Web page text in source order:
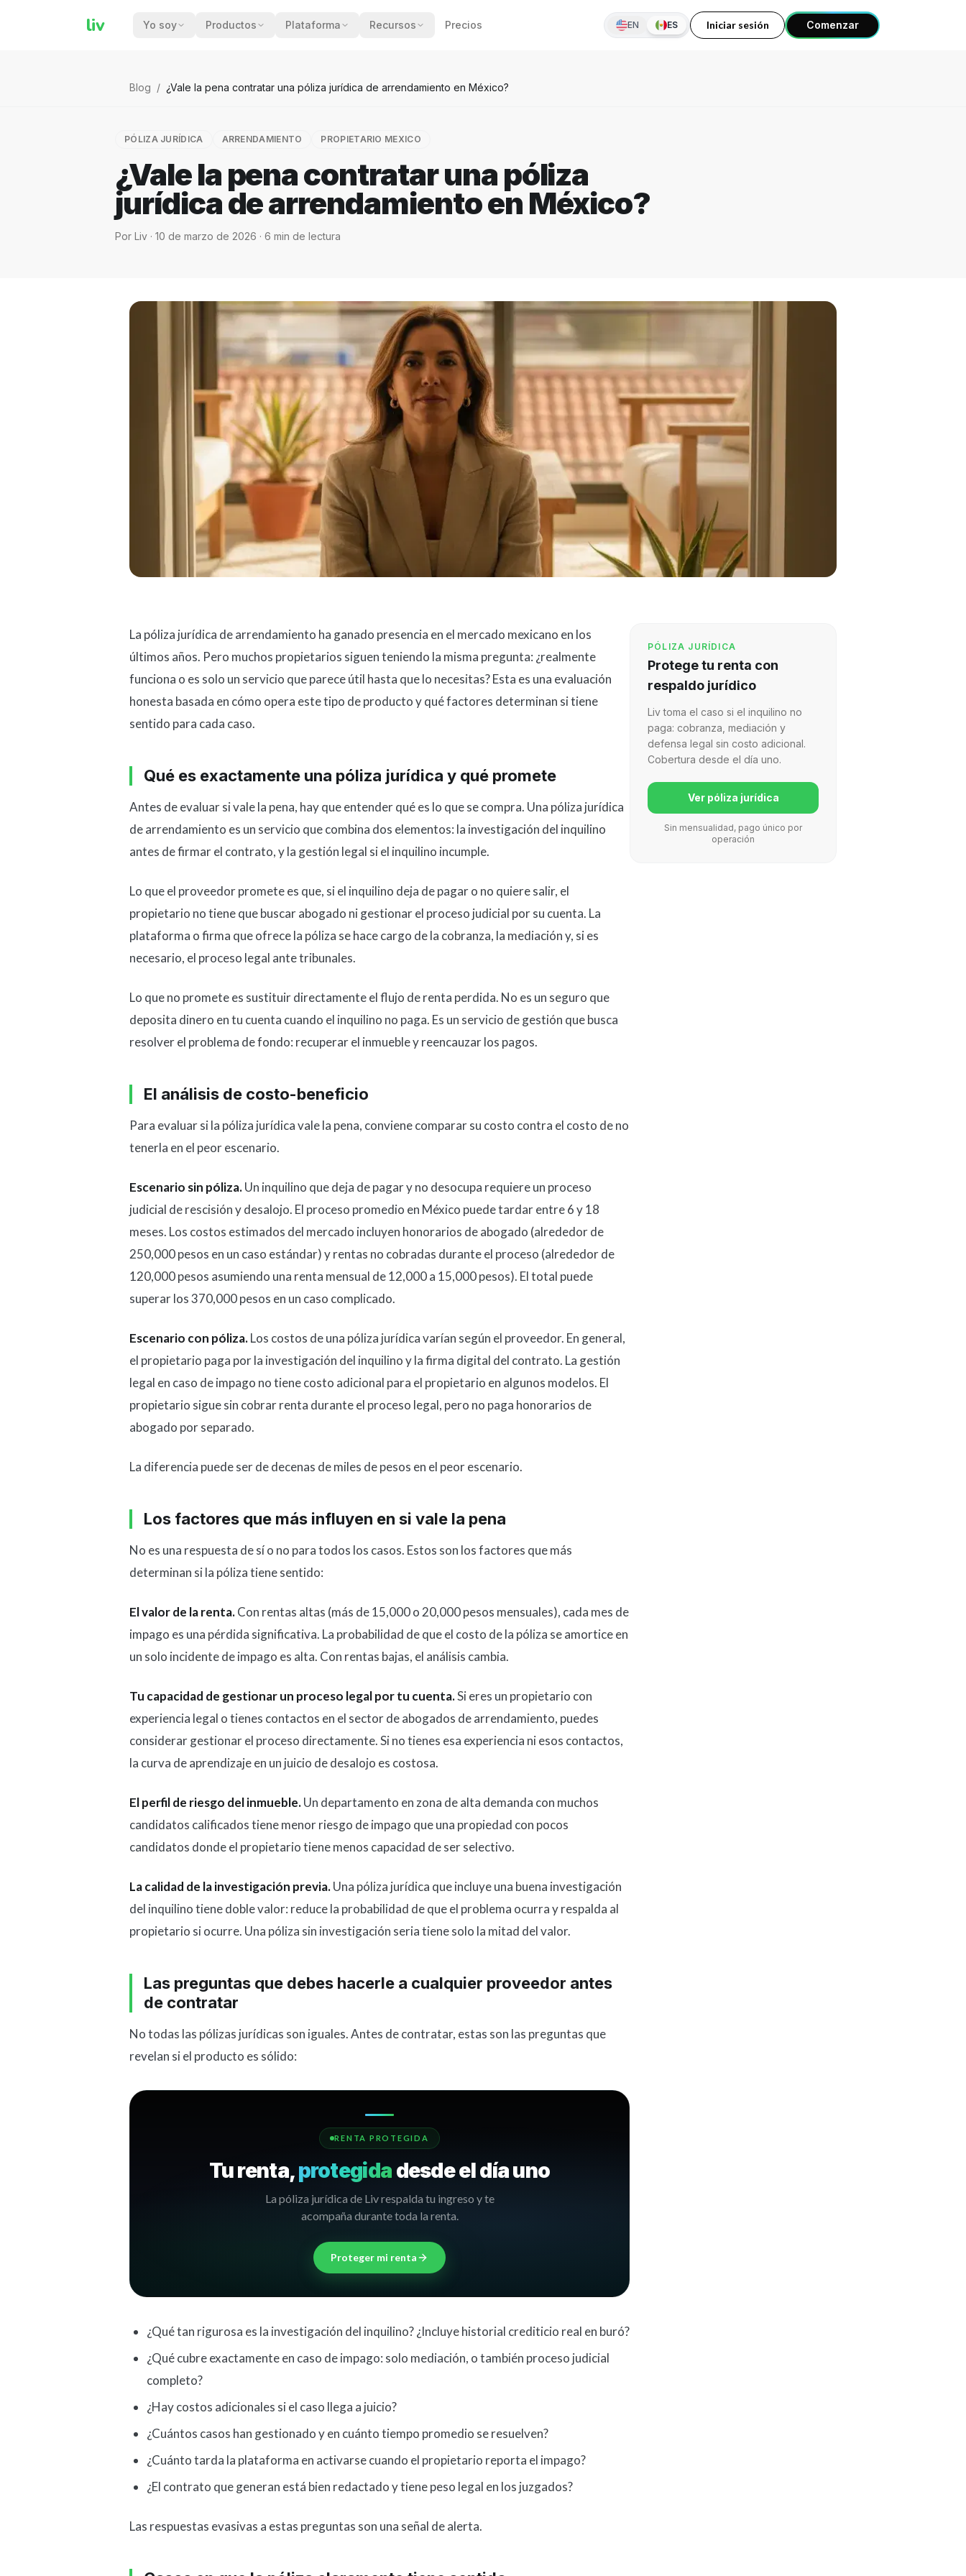
liv Yo soy Productos Plataforma Recursos Precios EN ES Iniciar sesión Comenzar
Blog / ¿Vale la pena contratar una póliza jurídica de arrendamiento en México?
PÓLIZA JURÍDICA ARRENDAMIENTO PROPIETARIO MEXICO
¿Vale la pena contratar una póliza
jurídica de arrendamiento en México?
Por Liv · 10 de marzo de 2026 · 6 min de lectura
La póliza jurídica de arrendamiento ha ganado presencia en el mercado mexicano en los
últimos años. Pero muchos propietarios siguen teniendo la misma pregunta: ¿realmente
funciona o es solo un servicio que parece útil hasta que lo necesitas? Esta es una evaluación
honesta basada en cómo opera este tipo de producto y qué factores determinan si tiene
sentido para cada caso.
Qué es exactamente una póliza jurídica y qué promete
Antes de evaluar si vale la pena, hay que entender qué es lo que se compra. Una póliza jurídica
de arrendamiento es un servicio que combina dos elementos: la investigación del inquilino
antes de firmar el contrato, y la gestión legal si el inquilino incumple.
Lo que el proveedor promete es que, si el inquilino deja de pagar o no quiere salir, el
propietario no tiene que buscar abogado ni gestionar el proceso judicial por su cuenta. La
plataforma o firma que ofrece la póliza se hace cargo de la cobranza, la mediación y, si es
necesario, el proceso legal ante tribunales.
Lo que no promete es sustituir directamente el flujo de renta perdida. No es un seguro que
deposita dinero en tu cuenta cuando el inquilino no paga. Es un servicio de gestión que busca
resolver el problema de fondo: recuperar el inmueble y reencauzar los pagos.
El análisis de costo-beneficio
Para evaluar si la póliza jurídica vale la pena, conviene comparar su costo contra el costo de no
tenerla en el peor escenario.
Escenario sin póliza.Un inquilino que deja de pagar y no desocupa requiere un proceso
judicial de rescisión y desalojo. El proceso promedio en México puede tardar entre 6 y 18
meses. Los costos estimados del mercado incluyen honorarios de abogado (alrededor de
250,000 pesos en un caso estándar) y rentas no cobradas durante el proceso (alrededor de
120,000 pesos asumiendo una renta mensual de 12,000 a 15,000 pesos). El total puede
superar los 370,000 pesos en un caso complicado.
Escenario con póliza.Los costos de una póliza jurídica varían según el proveedor. En general,
el propietario paga por la investigación del inquilino y la firma digital del contrato. La gestión
legal en caso de impago no tiene costo adicional para el propietario en algunos modelos. El
propietario sigue sin cobrar renta durante el proceso legal, pero no paga honorarios de
abogado por separado.
La diferencia puede ser de decenas de miles de pesos en el peor escenario.
Los factores que más influyen en si vale la pena
No es una respuesta de sí o no para todos los casos. Estos son los factores que más
determinan si la póliza tiene sentido:
El valor de la renta.Con rentas altas (más de 15,000 o 20,000 pesos mensuales), cada mes de
impago es una pérdida significativa. La probabilidad de que el costo de la póliza se amortice en
un solo incidente de impago es alta. Con rentas bajas, el análisis cambia.
Tu capacidad de gestionar un proceso legal por tu cuenta.Si eres un propietario con
experiencia legal o tienes contactos en el sector de abogados de arrendamiento, puedes
considerar gestionar el proceso directamente. Si no tienes esa experiencia ni esos contactos,
la curva de aprendizaje en un juicio de desalojo es costosa.
El perfil de riesgo del inmueble.Un departamento en zona de alta demanda con muchos
candidatos calificados tiene menor riesgo de impago que una propiedad con pocos
candidatos donde el propietario tiene menos capacidad de ser selectivo.
La calidad de la investigación previa.Una póliza jurídica que incluye una buena investigación
del inquilino tiene doble valor: reduce la probabilidad de que el problema ocurra y respalda al
propietario si ocurre. Una póliza sin investigación seria tiene solo la mitad del valor.
Las preguntas que debes hacerle a cualquier proveedor antes
de contratar
No todas las pólizas jurídicas son iguales. Antes de contratar, estas son las preguntas que
revelan si el producto es sólido:
RENTA PROTEGIDA
Tu renta,protegida desde el día uno
La póliza jurídica de Liv respalda tu ingreso y te
acompaña durante toda la renta.
Proteger mi renta
¿Qué tan rigurosa es la investigación del inquilino? ¿Incluye historial crediticio real en buró?
¿Qué cubre exactamente en caso de impago: solo mediación, o también proceso judicial
completo?
¿Hay costos adicionales si el caso llega a juicio?
¿Cuántos casos han gestionado y en cuánto tiempo promedio se resuelven?
¿Cuánto tarda la plataforma en activarse cuando el propietario reporta el impago?
¿El contrato que generan está bien redactado y tiene peso legal en los juzgados?
Las respuestas evasivas a estas preguntas son una señal de alerta.
PÓLIZA JURÍDICA
Protege tu renta con
respaldo jurídico
Liv toma el caso si el inquilino no
paga: cobranza, mediación y
defensa legal sin costo adicional.
Cobertura desde el día uno.
Ver póliza jurídica
Sin mensualidad, pago único por
operación